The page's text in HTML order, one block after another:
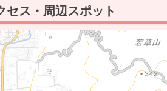
セス・周辺スポット